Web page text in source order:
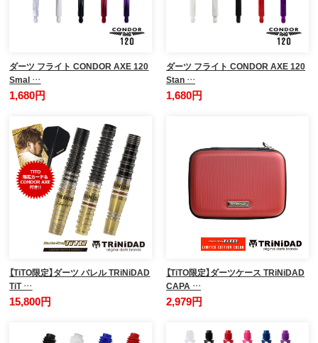
ダーツ フライト CONDOR AXE 120
Smal …
1,680円
ダーツ フライト CONDOR AXE 120
Stan …
1,680円
【TiTO限定】ダーツ バレル TRiNiDAD
TiT …
15,800円
【TiTO限定】ダーツケース TRiNiDAD
CAPA …
2,979円